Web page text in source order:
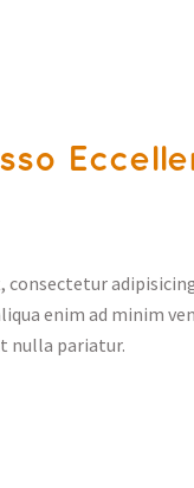
enim ad minim
nulla pariatur.